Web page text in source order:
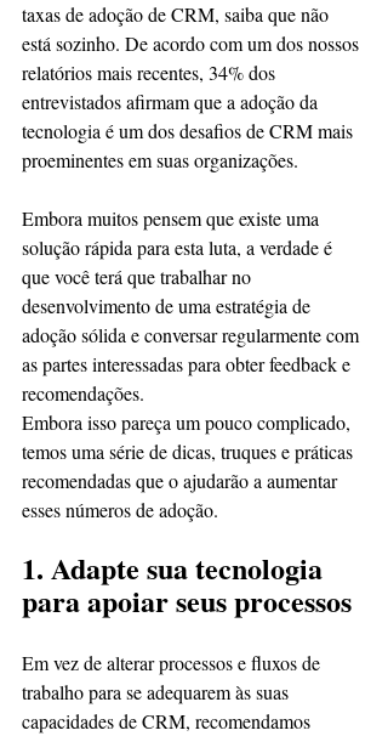
taxas de adoção de CRM, saiba que não
está sozinho. De acordo com um dos nossos
relatórios mais recentes, 34% dos
entrevistados afirmam que a adoção da
tecnologia é um dos desafios de CRM mais
proeminentes em suas organizações.
Embora muitos pensem que existe uma
solução rápida para esta luta, a verdade é
que você terá que trabalhar no
desenvolvimento de uma estratégia de
adoção sólida e conversar regularmente com
as partes interessadas para obter feedback e
recomendações.
Embora isso pareça um pouco complicado,
temos uma série de dicas, truques e práticas
recomendadas que o ajudarão a aumentar
esses números de adoção.
1. Adapte sua tecnologia
para apoiar seus processos
Em vez de alterar processos e fluxos de
trabalho para se adequarem às suas
capacidades de CRM, recomendamos